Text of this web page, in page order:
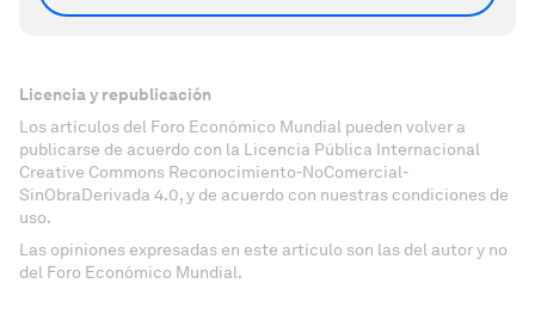
Licencia y republicación
Los artículos del Foro Económico Mundial pueden volver a
publicarse de acuerdo con la Licencia Pública Internacional
Creative Commons Reconocimiento-NoComercial-
SinObraDerivada 4.0, y de acuerdo con nuestras condiciones de
uso.
Las opiniones expresadas en este artículo son las del autor y no
del Foro Económico Mundial.